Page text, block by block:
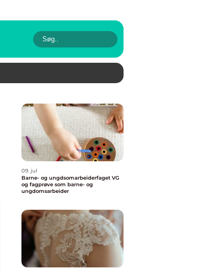
09. jul
Barne- og ungdsomarbeiderfaget VG
og fagprøve som barne- og
ungdomsarbeider